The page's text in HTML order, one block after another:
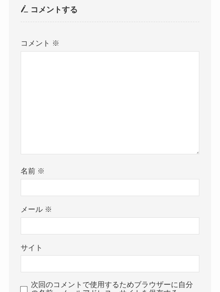
コメントする
コメント ※
名前 ※
メール ※
サイト
次回のコメントで使用するためブラウザーに自分